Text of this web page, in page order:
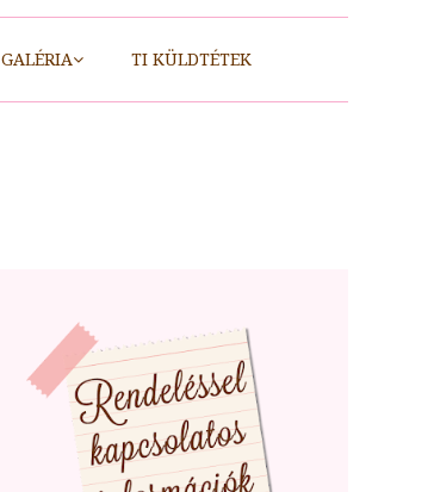
GALÉRIA TI KÜLDTÉTEK